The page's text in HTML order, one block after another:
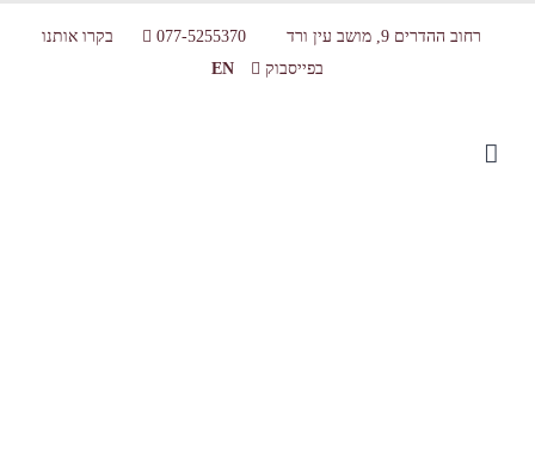
רחוב ההדרים 9, מושב עין ורד 077-5255370
בקרו אותנו
בפייסבוק
EN